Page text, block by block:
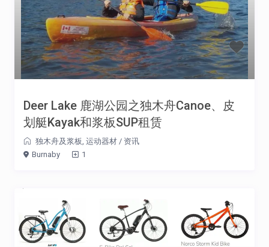
Deer Lake 鹿湖公园之独木舟Canoe、皮
划艇Kayak和浆板SUP租赁
独木舟及浆板, 运动器材 / 资讯
Burnaby
1